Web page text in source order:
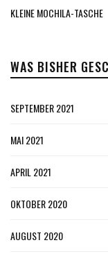
KLEINE MOCHILA-TASCHE
WAS BISHER
SEPTEMBER 2021
MAI 2021
APRIL 2021
OKTOBER 2020
AUGUST 2020